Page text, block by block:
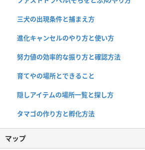
三犬の出現条件と捕まえ方
進化キャンセルのやり方と使い方
努力値の効率的な振り方と確認方法
育てやの場所とできること
隠しアイテムの場所一覧と探し方
タマゴの作り方と孵化方法
マップ